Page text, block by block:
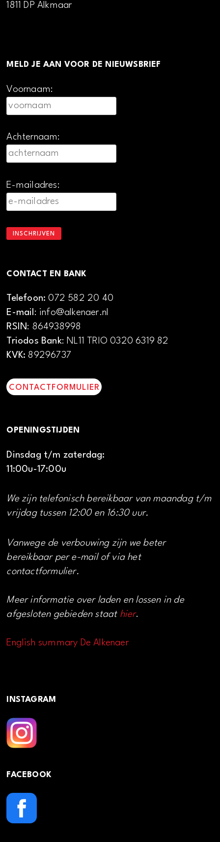
1811 DP Alkmaar
MELD JE AAN VOOR DE NIEUWSBRIEF
Voornaam:
Achternaam:
E-mailadres:
CONTACT EN BANK
Telefoon:072 582 20 40
E-mail: info@alkenaer.nl
RSIN: 864938998
Triodos Bank: NL11 TRIO 0320 6319 82
KVK: 89296737
CONTACTFORMULIER
OPENINGSTIJDEN
Dinsdag t/m zaterdag:
11:00u-17:00u
We zijn telefonisch bereikbaar van maandag t/m
vrijdag tussen 12:00 en 16:30 uur.
Vanwege de verbouwing zijn we beter
bereikbaar per e-mail of via het
contactformulier.
Meer informatie over laden en lossen in de
afgesloten gebieden staat hier.
English summary De Alkenaer
INSTAGRAM
FACEBOOK